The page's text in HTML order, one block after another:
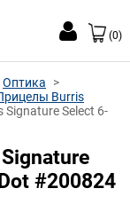
(0)
Оптика
Burris
Select 6-
#200824